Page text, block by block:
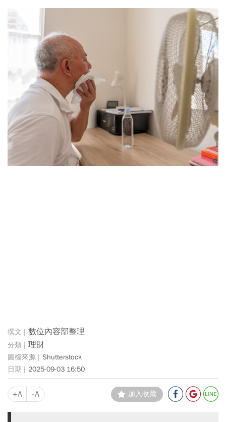
數位內容部整理
理財
Shutterstock
2025-09-03 16:50
+A -A 加入收藏